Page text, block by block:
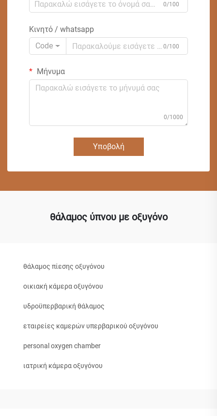
0/100
Κινητό / whatsapp
Code
0/100
Μήνυμα
0/1000
Υποβολή
θάλαμος ύπνου με οξυγόνο
θάλαμος πίεσης οξυγόνου
οικιακή κάμερα οξυγόνου
υδροϋπερβαρική θάλαμος
εταιρείες καμερών υπερβαρικού οξυγόνου
personal oxygen chamber
ιατρική κάμερα οξυγόνου